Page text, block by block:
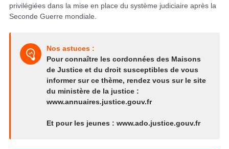
privilégiées dans la mise en place du système judiciaire après la
Seconde Guerre mondiale.
Nos astuces :
Pour connaître les cordonnées des Maisons
de Justice et du droit susceptibles de vous
informer sur ce thème, rendez vous sur le site
du ministère de la justice :
www.annuaires.justice.gouv.fr
Et pour les jeunes : www.ado.justice.gouv.fr